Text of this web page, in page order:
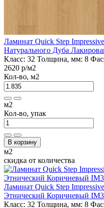
Ламинат Quick Step
Натурального Дуба
Класс: 32 Толщина, мм: 8
2620 р/м2
Кол-во, м2
м2
Кол-во, упак
В корзину
м2
скидка от количества
Ламинат Quick Step
Этнический Коричневый
Класс: 32 Толщина, мм: 8